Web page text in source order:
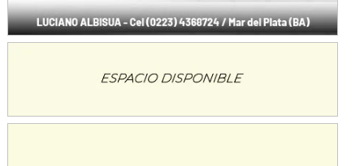
NORESTE SANTAFESINO - F6
Ciudad de Avellaneda (Asfalto)
Avellaneda (Santa Fe)
SUR SANTAFESINO - F4